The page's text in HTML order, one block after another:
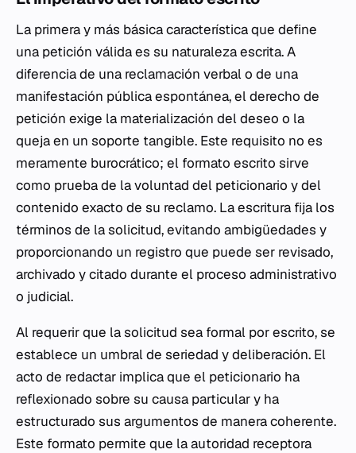
La primera y más básica característica que define
una petición válida es su naturaleza escrita. A
diferencia de una reclamación verbal o de una
manifestación pública espontánea, el derecho de
petición exige la materialización del deseo o la
queja en un soporte tangible. Este requisito no es
meramente burocrático; el formato escrito sirve
como prueba de la voluntad del peticionario y del
contenido exacto de su reclamo. La escritura fija los
términos de la solicitud, evitando ambigüedades y
proporcionando un registro que puede ser revisado,
archivado y citado durante el proceso administrativo
o judicial.
Al requerir que la solicitud sea formal por escrito, se
establece un umbral de seriedad y deliberación. El
acto de redactar implica que el peticionario ha
reflexionado sobre su causa particular y ha
estructurado sus argumentos de manera coherente.
Este formato permite que la autoridad receptora